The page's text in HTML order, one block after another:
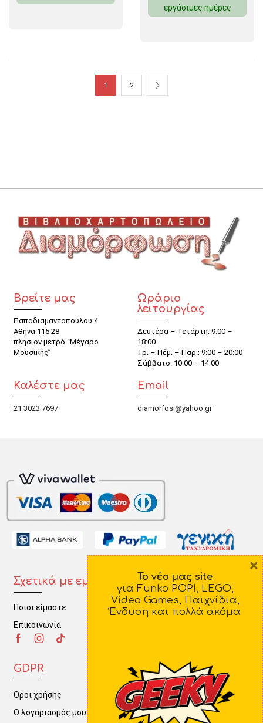
εργάσιμες ημέρες
1 2
Βρείτε μας
Παπαδιαμαντοπούλου 4
Αθήνα 115 28
πλησίον μετρό “Μέγαρο
Μουσικής”
Ωράριο
λειτουργίας
Δευτέρα – Τετάρτη: 9:00 –
18:00
Τρ. – Πέμ. – Παρ.: 9:00 – 20:00
Σάββατο: 10:00 – 14:00
Καλέστε μας
21 3023 7697
Email
diamorfosi@yahoo.gr
Σχετικά με εμάς
Ποιοι είμαστε
Επικοινωνία
Πληροφορίες
Τρόποι Πληρωμής
GDPR
Όροι χρήσης
Ο λογαριασμός μου
Το νέο μας site
για Funko POP!, LEGO,
Video Games, Παιχνίδια,
Ένδυση και πολλά ακόμα
×